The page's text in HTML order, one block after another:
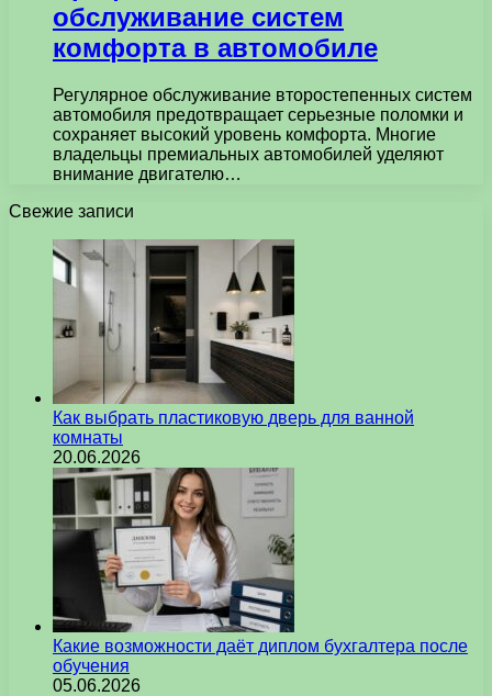
обслуживание систем
комфорта в автомобиле
Регулярное обслуживание второстепенных систем
автомобиля предотвращает серьезные поломки и
сохраняет высокий уровень комфорта. Многие
владельцы премиальных автомобилей уделяют
внимание двигателю…
Свежие записи
Как выбрать пластиковую дверь для ванной
комнаты
20.06.2026
Какие возможности даёт диплом бухгалтера после
обучения
05.06.2026